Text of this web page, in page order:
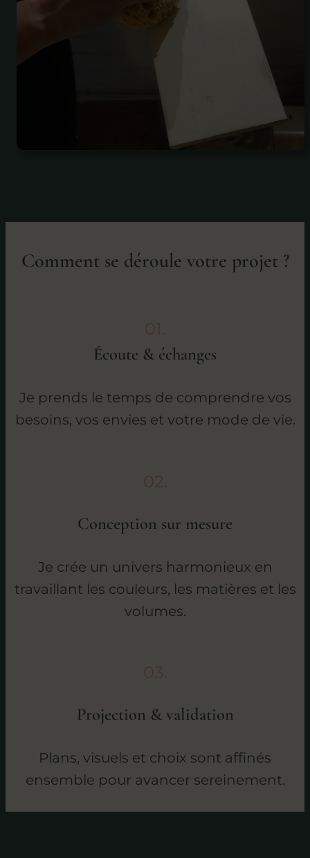
Comment se déroule votre projet ?
Écoute & échanges
Je prends le temps de comprendre vos
besoins, vos envies et votre mode de vie.
Conception sur mesure
Je crée un univers harmonieux en
travaillant les couleurs, les matières et les
volumes.
Projection & validation
Plans, visuels et choix sont affinés
ensemble pour avancer sereinement.